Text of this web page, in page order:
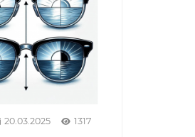
20.03.2025 1317